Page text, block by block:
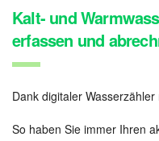
Kalt- und
erfassen und
Dank digitaler
So haben Sie immer Ihren